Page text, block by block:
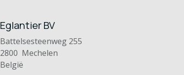
Eglantier BV
Battelsesteenweg 255
2800 Mechelen
België